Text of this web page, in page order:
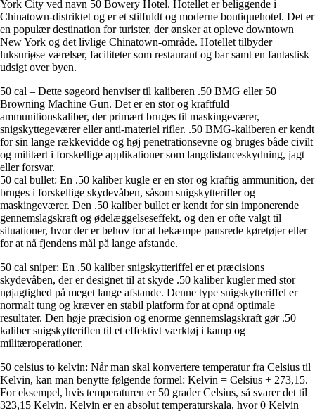
York City ved navn 50 Bowery Hotel. Hotellet er beliggende i
Chinatown-distriktet og er et stilfuldt og moderne boutiquehotel. Det er
en populær destination for turister, der ønsker at opleve downtown
New York og det livlige Chinatown-område. Hotellet tilbyder
luksuriøse værelser, faciliteter som restaurant og bar samt en fantastisk
udsigt over byen.
50 cal – Dette søgeord henviser til kaliberen .50 BMG eller 50
Browning Machine Gun. Det er en stor og kraftfuld
ammunitionskaliber, der primært bruges til maskingeværer,
snigskyttegeværer eller anti-materiel rifler. .50 BMG-kaliberen er kendt
for sin lange rækkevidde og høj penetrationsevne og bruges både civilt
og militært i forskellige applikationer som langdistanceskydning, jagt
eller forsvar.
50 cal bullet: En .50 kaliber kugle er en stor og kraftig ammunition, der
bruges i forskellige skydevåben, såsom snigskytterifler og
maskingeværer. Den .50 kaliber bullet er kendt for sin imponerende
gennemslagskraft og ødelæggelseseffekt, og den er ofte valgt til
situationer, hvor der er behov for at bekæmpe pansrede køretøjer eller
for at nå fjendens mål på lange afstande.
50 cal sniper: En .50 kaliber snigskytteriffel er et præcisions
skydevåben, der er designet til at skyde .50 kaliber kugler med stor
nøjagtighed på meget lange afstande. Denne type snigskytteriffel er
normalt tung og kræver en stabil platform for at opnå optimale
resultater. Den høje præcision og enorme gennemslagskraft gør .50
kaliber snigskytteriflen til et effektivt værktøj i kamp og
militæroperationer.
50 celsius to kelvin: Når man skal konvertere temperatur fra Celsius til
Kelvin, kan man benytte følgende formel: Kelvin = Celsius + 273,15.
For eksempel, hvis temperaturen er 50 grader Celsius, så svarer det til
323,15 Kelvin. Kelvin er en absolut temperaturskala, hvor 0 Kelvin